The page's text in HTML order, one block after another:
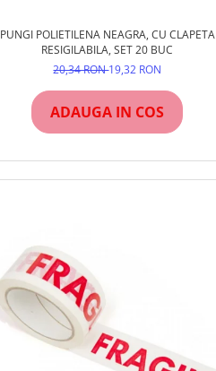
PUNGI POLIETILENA NEAGRA, CU CLAPETA
RESIGILABILA, SET 20 BUC
20,34 RON19,32 RON
ADAUGA IN COS